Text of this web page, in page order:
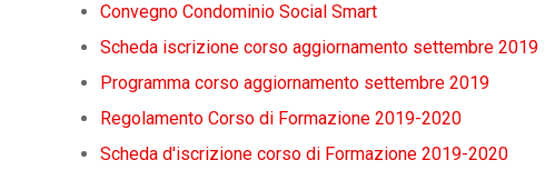
Convegno Condominio Social Smart
Scheda iscrizione corso aggiornamento settembre 2019
Programma corso aggiornamento settembre 2019
Regolamento Corso di Formazione 2019-2020
Scheda d'iscrizione corso di Formazione 2019-2020